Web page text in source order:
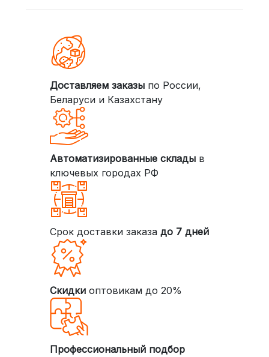
Доставляем заказыпо России,
Беларуси и Казахстану
Автоматизированные складыв
ключевых городах РФ
Срок доставки заказа до 7 дней
Скидкиоптовикам до 20%
Профессиональный подбор